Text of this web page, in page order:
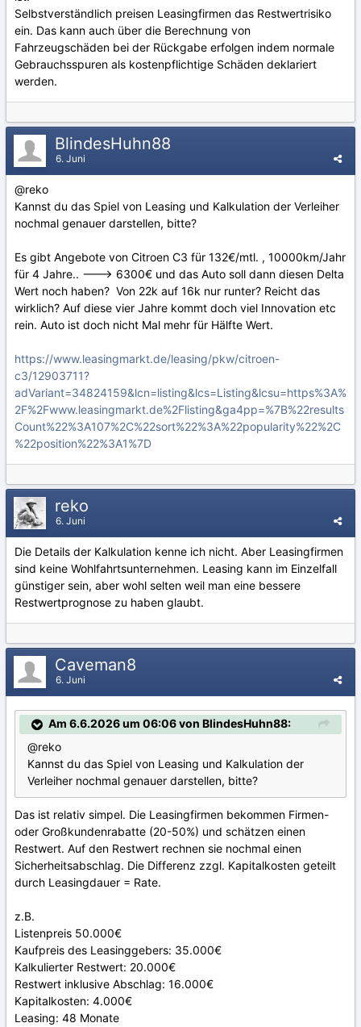
Selbstverständlich preisen Leasingfirmen das Restwertrisiko
ein. Das kann auch über die Berechnung von
Fahrzeugschäden bei der Rückgabe erfolgen indem normale
Gebrauchsspuren als kostenpflichtige Schäden deklariert
werden.
BlindesHuhn88
6. Juni
@reko
Kannst du das Spiel von Leasing und Kalkulation der Verleiher
nochmal genauer darstellen, bitte?
Es gibt Angebote von Citroen C3 für 132€/mtl. , 10000km/Jahr
für 4 Jahre.. ---> 6300€ und das Auto soll dann diesen Delta
Wert noch haben? Von 22k auf 16k nur runter? Reicht das
wirklich? Auf diese vier Jahre kommt doch viel Innovation etc
rein. Auto ist doch nicht Mal mehr für Hälfte Wert.
https://www.leasingmarkt.de/leasing/pkw/citroen-
c3/12903711?
adVariant=34824159&lcn=listing&lcs=Listing&lcsu=https%3A%
2F%2Fwww.leasingmarkt.de%2Flisting&ga4pp=%7B%22results
Count%22%3A107%2C%22sort%22%3A%22popularity%22%2C
%22position%22%3A1%7D
reko
6. Juni
Die Details der Kalkulation kenne ich nicht. Aber Leasingfirmen
sind keine Wohlfahrtsunternehmen. Leasing kann im Einzelfall
günstiger sein, aber wohl selten weil man eine bessere
Restwertprognose zu haben glaubt.
Caveman8
6. Juni
Am 6.6.2026 um 06:06 von BlindesHuhn88:
@reko
Kannst du das Spiel von Leasing und Kalkulation der
Verleiher nochmal genauer darstellen, bitte?
Das ist relativ simpel. Die Leasingfirmen bekommen Firmen-
oder Großkundenrabatte (20-50%) und schätzen einen
Restwert. Auf den Restwert rechnen sie nochmal einen
Sicherheitsabschlag. Die Differenz zzgl. Kapitalkosten geteilt
durch Leasingdauer = Rate.
z.B.
Listenpreis 50.000€
Kaufpreis des Leasinggebers: 35.000€
Kalkulierter Restwert: 20.000€
Restwert inklusive Abschlag: 16.000€
Kapitalkosten: 4.000€
Leasing: 48 Monate